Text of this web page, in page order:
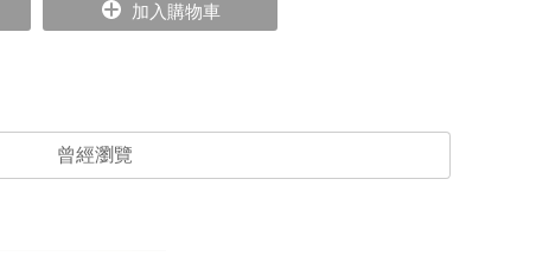
加入購物車
曾經瀏覽